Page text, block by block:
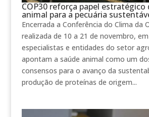
COP30 reforça papel estratégico
animal para a pecuária
Encerrada a Conferência do Clima da
realizada de 10 a 21 de novembro,
especialistas e entidades do setor
apontam a saúde animal como um
consensos para o avanço da
produção de proteínas de origem...